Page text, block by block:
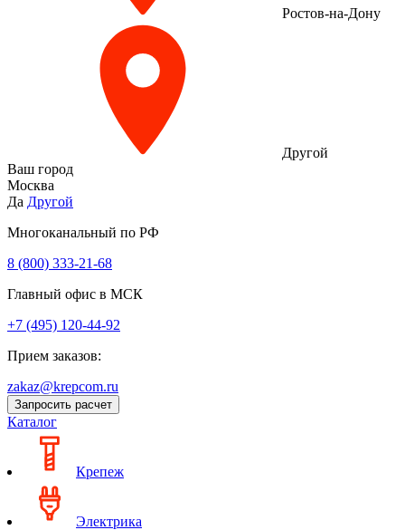
Ростов-на-Дону
Другой
Ваш город
Москва
Да Другой
Многоканальный по РФ
8 (800) 333‑21-68
Главный офис в МСК
+7 (495) 120-44-92
Прием заказов:
zakaz@krepcom.ru
Запросить расчет
Каталог
Крепеж
Электрика